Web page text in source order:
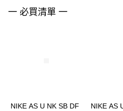
４．使用「AFTEE先享後付」時，將依
一 必買清單 一
NIKE AS U NK SB DF
NIKE AS